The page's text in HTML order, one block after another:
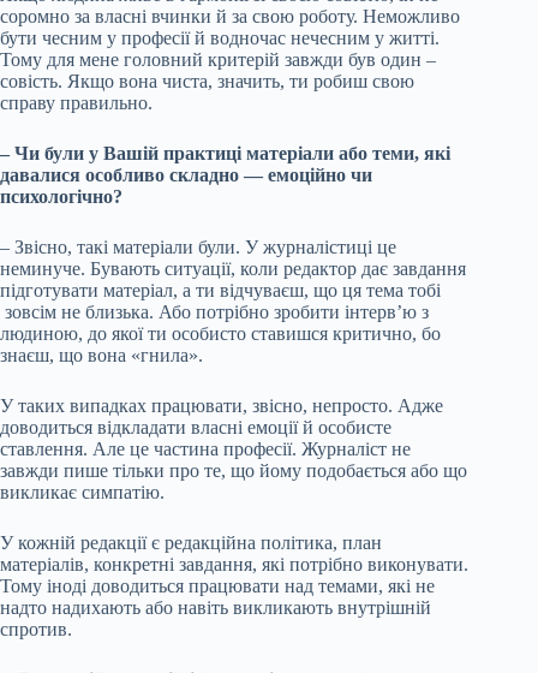
соромно за власні вчинки й за свою роботу. Неможливо
бути чесним у професії й водночас нечесним у житті.
Тому для мене головний критерій завжди був один –
совість. Якщо вона чиста, значить, ти робиш свою
справу правильно.
– Чи були у Вашій практиці матеріали або теми, які
давалися особливо складно — емоційно чи
психологічно?
– Звісно, такі матеріали були. У журналістиці це
неминуче. Бувають ситуації, коли редактор дає завдання
підготувати матеріал, а ти відчуваєш, що ця тема тобі
зовсім не близька. Або потрібно зробити інтерв’ю з
людиною, до якої ти особисто ставишся критично, бо
знаєш, що вона «гнила».
У таких випадках працювати, звісно, непросто. Адже
доводиться відкладати власні емоції й особисте
ставлення. Але це частина професії. Журналіст не
завжди пише тільки про те, що йому подобається або що
викликає симпатію.
У кожній редакції є редакційна політика, план
матеріалів, конкретні завдання, які потрібно виконувати.
Тому іноді доводиться працювати над темами, які не
надто надихають або навіть викликають внутрішній
спротив.